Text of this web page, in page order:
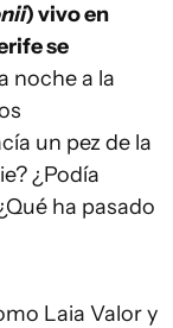
) vivo en
se
noche a la
un pez de la
¿Podía
ha pasado
Laia Valor y